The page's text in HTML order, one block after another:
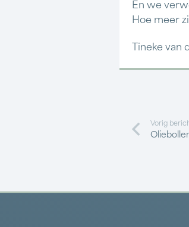
En we
Hoe meer
Tineke van
Vorig